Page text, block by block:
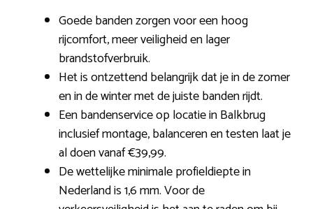
Goede banden zorgen voor een hoog
rijcomfort, meer veiligheid en lager
brandstofverbruik.
Het is ontzettend belangrijk dat je in de zomer
en in de winter met de juiste banden rijdt.
Een bandenservice op locatie in Balkbrug
inclusief montage, balanceren en testen laat je
al doen vanaf €39,99.
De wettelijke minimale profieldiepte in
Nederland is 1,6 mm. Voor de